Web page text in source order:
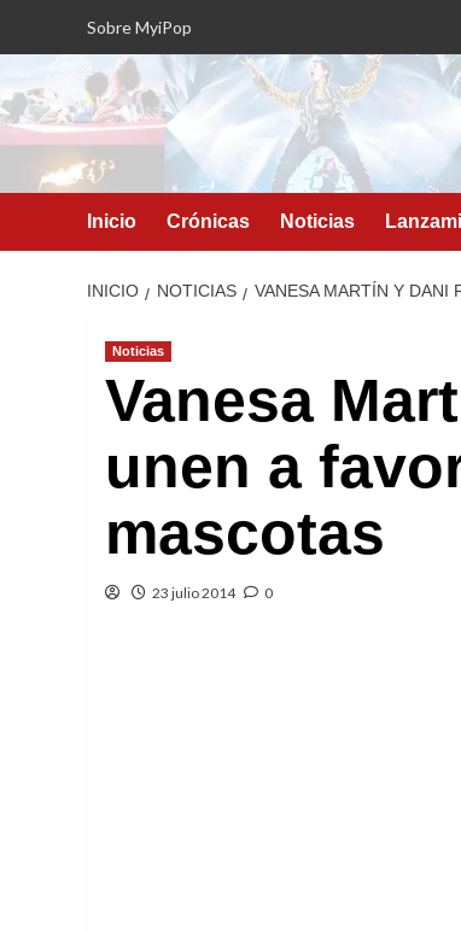
Sobre MyiPop
Inicio Crónicas Noticias
INICIO NOTICIAS VANESA MARTÍN Y DANI
Noticias
Vanesa
unen a
mascotas
23 julio 2014 0